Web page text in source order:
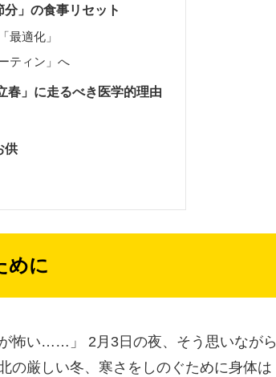
」の食事リセット
最適化」
ティン」へ
春」に走るべき医学的理由
供
めに
怖い……」 2月3日の夜、そう思いながら
の厳しい冬、寒さをしのぐために身体は